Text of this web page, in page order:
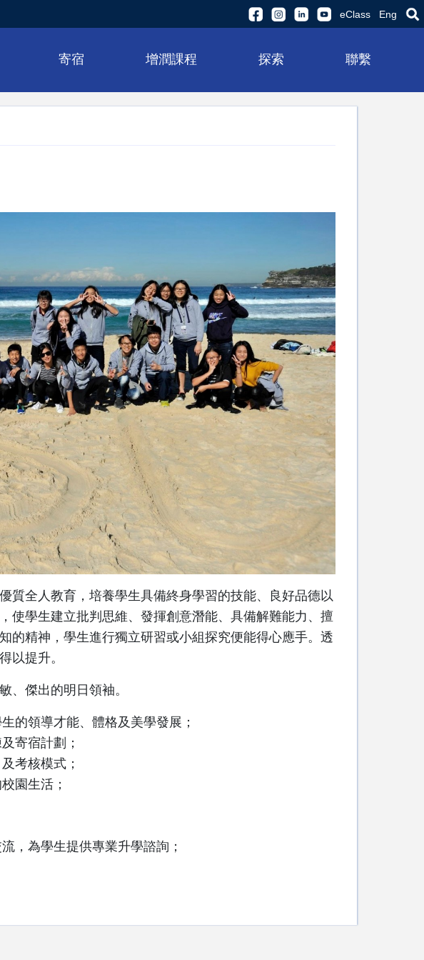
eClass Eng
寄宿 增潤課程 探索 聯繫
質全人教育，培養學生具備終身學習的技能、良好品德以
使學生建立批判思維、發揮創意潛能、具備解難能力、擅
的精神，學生進行獨立研習或小組探究便能得心應手。透
以提升。
、傑出的明日領袖。
的領導才能、體格及美學發展；
寄宿計劃；
考核模式；
園生活；
，為學生提供專業升學諮詢；